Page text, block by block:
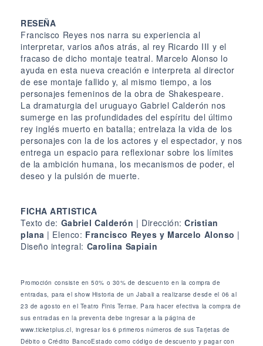
RESEÑA
Francisco Reyes nos narra su experiencia al
interpretar, varios años atrás, al rey Ricardo III y el
fracaso de dicho montaje teatral. Marcelo Alonso lo
ayuda en esta nueva creación e interpreta al director
de ese montaje fallido y, al mismo tiempo, a los
personajes femeninos de la obra de Shakespeare.
La dramaturgia del uruguayo Gabriel Calderón nos
sumerge en las profundidades del espíritu del último
rey inglés muerto en batalla; entrelaza la vida de los
personajes con la de los actores y el espectador, y nos
entrega un espacio para reflexionar sobre los límites
de la ambición humana, los mecanismos de poder, el
deseo y la pulsión de muerte.
FICHA ARTISTICA
Texto de: Gabriel Calderón | Dirección:Cristian
plana | Elenco: Francisco Reyes y Marcelo Alonso |
Diseño integral: Carolina Sapiain
Promoción consiste en 50% o 30% de descuento en la compra de
entradas, para el show Historia de un Jabali a realizarse desde el 06 al
23 de agosto en el Teatro Finis Terrae. Para hacer efectiva la compra de
sus entradas en la preventa debe ingresar a la página de
www.ticketplus.cl, ingresar los 6 primeros números de sus Tarjetas de
Débito o Crédito BancoEstado como código de descuento y pagar con